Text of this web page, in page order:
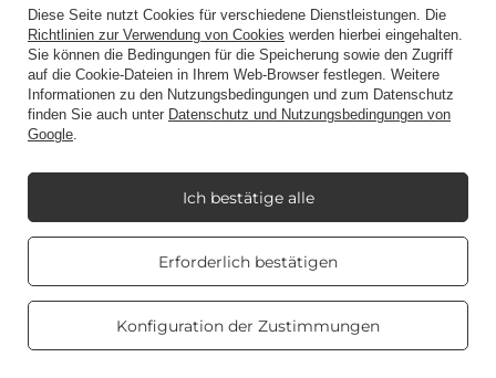
NEWSLETTER
Abonnieren Sie den Newsletter und profitieren Sie von
einzigartigen Aktionen, Angeboten und Rabattcodes!
Geben Sie Ihre E-Mail
Zweck der Zusendung eines Newsletters mit
kommerziellen Informationen (Marketing) ein.
Diese Seite nutzt Cookies für verschiedene Dienstleistungen. Die
Richtlinien zur Verwendung von Cookies werden hierbei eingehalten.
Sie können die Bedingungen für die Speicherung sowie den Zugriff
auf die Cookie-Dateien in Ihrem Web-Browser festlegen. Weitere
Informationen zu den Nutzungsbedingungen und zum Datenschutz
finden Sie auch unter Datenschutz und Nutzungsbedingungen von
Google.
Erforderlich bestätigen
Konfiguration der Zustimmungen
Ich bestätige alle